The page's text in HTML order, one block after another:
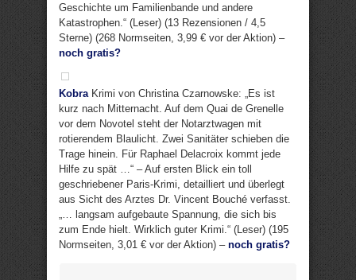
Geschichte um Familienbande und andere
Katastrophen.“ (Leser) (13 Rezensionen / 4,5
Sterne) (268 Normseiten, 3,99 € vor der Aktion) –
noch gratis?
KobraKrimi von Christina Czarnowske: „Es ist
kurz nach Mitternacht. Auf dem Quai de Grenelle
vor dem Novotel steht der Notarztwagen mit
rotierendem Blaulicht. Zwei Sanitäter schieben die
Trage hinein. Für Raphael Delacroix kommt jede
Hilfe zu spät …“ – Auf ersten Blick ein toll
geschriebener Paris-Krimi, detailliert und überlegt
aus Sicht des Arztes Dr. Vincent Bouché verfasst.
„… langsam aufgebaute Spannung, die sich bis
zum Ende hielt. Wirklich guter Krimi.“ (Leser) (195
Normseiten, 3,01 € vor der Aktion) – noch gratis?